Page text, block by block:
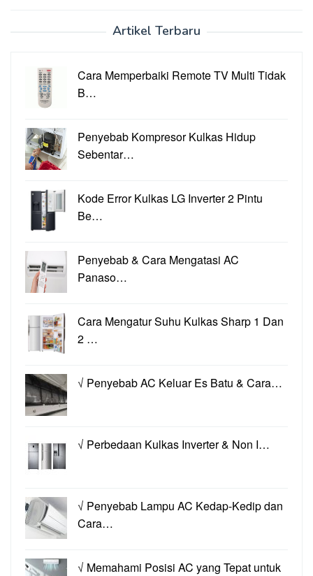
Artikel Terbaru
Cara Memperbaiki Remote TV Multi Tidak
B…
Penyebab Kompresor Kulkas Hidup
Sebentar…
Kode Error Kulkas LG Inverter 2 Pintu
Be…
Penyebab & Cara Mengatasi AC
Panaso…
Cara Mengatur Suhu Kulkas Sharp 1 Dan
2 …
√ Penyebab AC Keluar Es Batu & Cara…
√ Perbedaan Kulkas Inverter & Non I…
√ Penyebab Lampu AC Kedap-Kedip dan
Cara…
√ Memahami Posisi AC yang Tepat untuk